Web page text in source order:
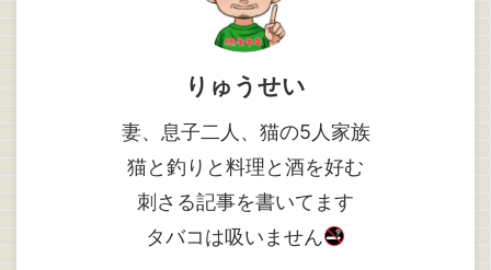
りゅうせい
妻、息子二人、猫の5人家族
猫と釣りと料理と酒を好む
刺さる記事を書いてます
タバコは吸いません